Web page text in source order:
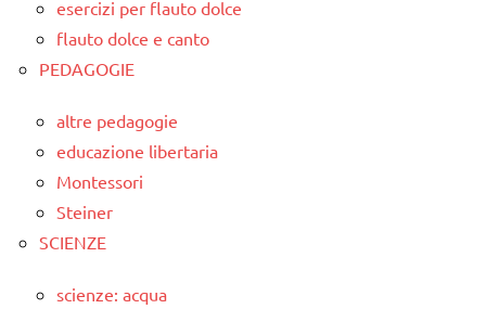
esercizi per flauto dolce
flauto dolce e canto
PEDAGOGIE
altre pedagogie
educazione libertaria
Montessori
Steiner
SCIENZE
scienze: acqua